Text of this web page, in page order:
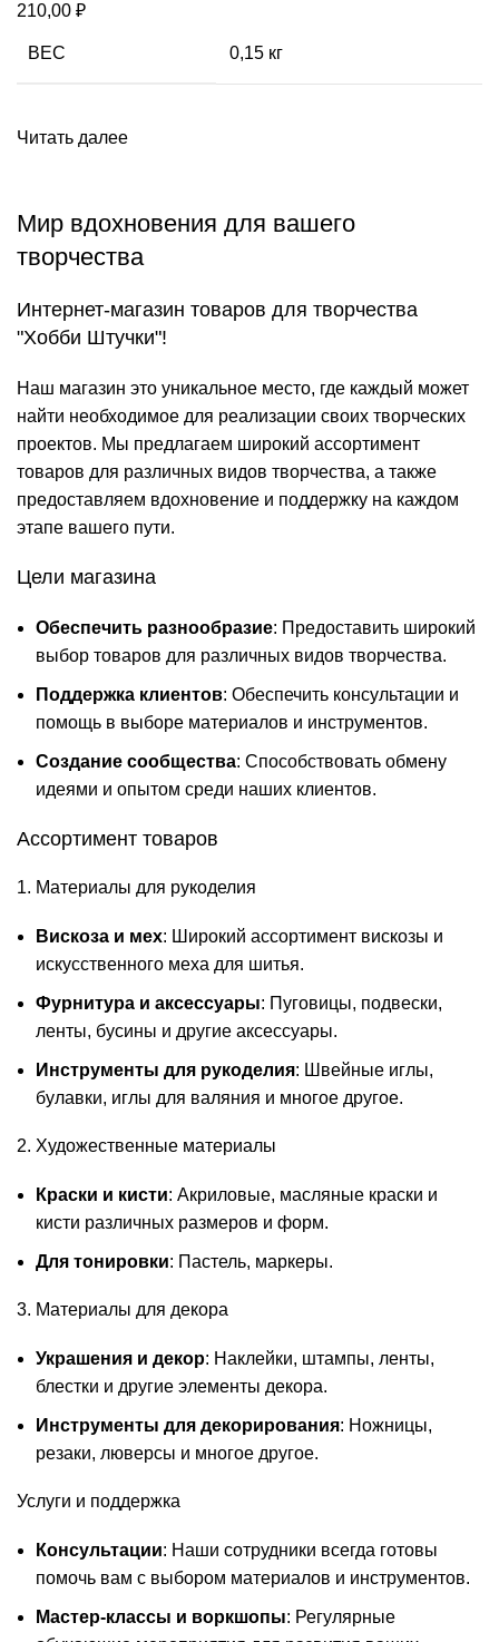
210,00 ₽
ВЕС 0,15 кг
Читать далее
Мир вдохновения для вашего
творчества
Интернет-магазин товаров для творчества
"Хобби Штучки"!
Наш магазин это уникальное место, где каждый может
найти необходимое для реализации своих творческих
проектов. Мы предлагаем широкий ассортимент
товаров для различных видов творчества, а также
предоставляем вдохновение и поддержку на каждом
этапе вашего пути.
Цели магазина
Обеспечить разнообразие: Предоставить широкий
выбор товаров для различных видов творчества.
Поддержка клиентов: Обеспечить консультации и
помощь в выборе материалов и инструментов.
Создание сообщества: Способствовать обмену
идеями и опытом среди наших клиентов.
Ассортимент товаров
1. Материалы для рукоделия
Вискоза и мех: Широкий ассортимент вискозы и
искусственного меха для шитья.
Фурнитура и аксессуары: Пуговицы, подвески,
ленты, бусины и другие аксессуары.
Инструменты для рукоделия: Швейные иглы,
булавки, иглы для валяния и многое другое.
2. Художественные материалы
Краски и кисти: Акриловые, масляные краски и
кисти различных размеров и форм.
Для тонировки: Пастель, маркеры.
3. Материалы для декора
Украшения и декор: Наклейки, штампы, ленты,
блестки и другие элементы декора.
Инструменты для декорирования: Ножницы,
резаки, люверсы и многое другое.
Услуги и поддержка
Консультации: Наши сотрудники всегда готовы
помочь вам с выбором материалов и инструментов.
Мастер-классы и воркшопы: Регулярные